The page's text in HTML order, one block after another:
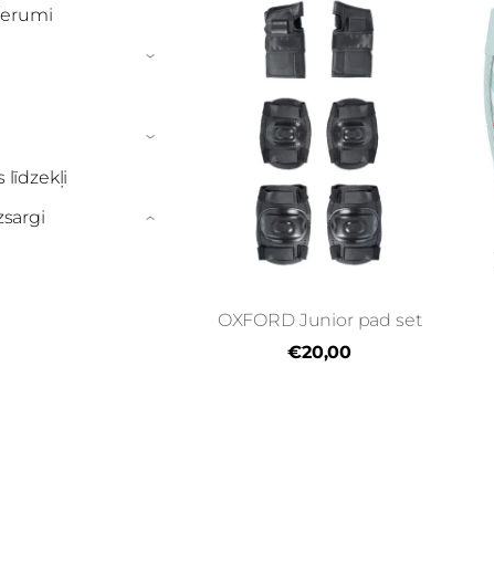
›
›
līdzekļi
›
OXFORD Junior pad set
€20,00